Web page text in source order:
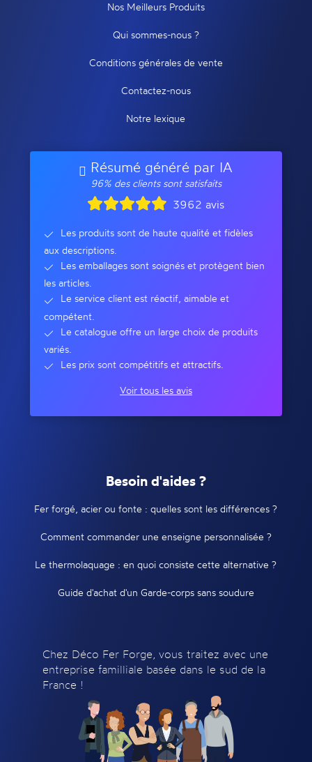
Nos Meilleurs Produits
Qui sommes-nous ?
Conditions générales de vente
Contactez-nous
Notre lexique
Résumé généré par IA
96% des clients sont satisfaits
3962 avis
Les produits sont de haute qualité et fidèles
aux descriptions.
Les emballages sont soignés et protègent bien
les articles.
Le service client est réactif, aimable et
compétent.
Le catalogue offre un large choix de produits
variés.
Les prix sont compétitifs et attractifs.
Voir tous les avis
Besoin d'aides ?
Fer forgé, acier ou fonte : quelles sont les différences ?
Comment commander une enseigne personnalisée ?
Le thermolaquage : en quoi consiste cette alternative ?
Guide d'achat d'un Garde-corps sans soudure
Chez Déco Fer Forge, vous traitez avec une
entreprise familliale basée dans le sud de la
France !